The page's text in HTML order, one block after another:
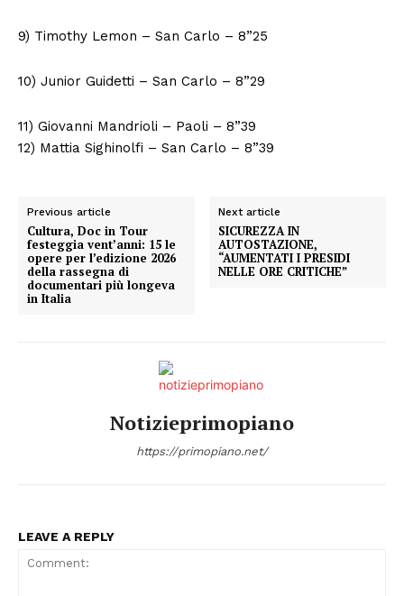
ECONOMIA
9) Timothy Lemon – San Carlo – 8”25
10) Junior Guidetti – San Carlo – 8”29
11) Giovanni Mandrioli – Paoli – 8”39
12) Mattia Sighinolfi – San Carlo – 8”39
Previous article
Cultura, Doc in Tour
festeggia vent’anni: 15 le
opere per l’edizione 2026
della rassegna di
documentari più longeva
in Italia
Next article
SICUREZZA IN
AUTOSTAZIONE,
“AUMENTATI I PRESIDI
NELLE ORE CRITICHE”
Notizieprimopiano
https://primopiano.net/
LEAVE A REPLY